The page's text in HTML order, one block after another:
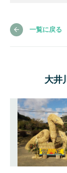
一覧に戻る
大井